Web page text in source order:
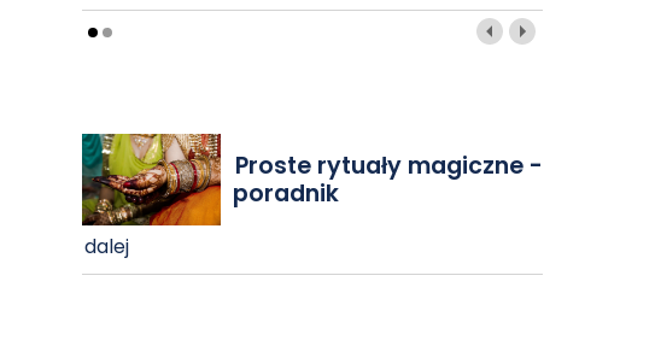
Proste rytuały magiczne -
poradnik
dalej